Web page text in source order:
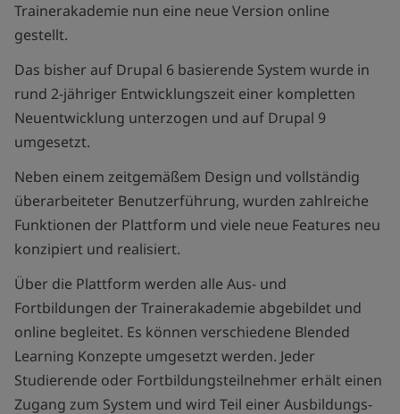
Trainerakademie nun eine neue Version online
gestellt.
Das bisher auf Drupal 6 basierende System wurde in
rund 2-jähriger Entwicklungszeit einer kompletten
Neuentwicklung unterzogen und auf Drupal 9
umgesetzt.
Neben einem zeitgemäßem Design und vollständig
überarbeiteter Benutzerführung, wurden zahlreiche
Funktionen der Plattform und viele neue Features neu
konzipiert und realisiert.
Über die Plattform werden alle Aus- und
Fortbildungen der Trainerakademie abgebildet und
online begleitet. Es können verschiedene Blended
Learning Konzepte umgesetzt werden. Jeder
Studierende oder Fortbildungsteilnehmer erhält einen
Zugang zum System und wird Teil einer Ausbildungs-